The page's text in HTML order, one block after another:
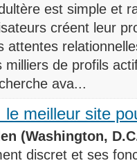
est simple et
créent leur
attentes
milliers de profils
ava...
le meilleur site
(Washington,
discret et ses